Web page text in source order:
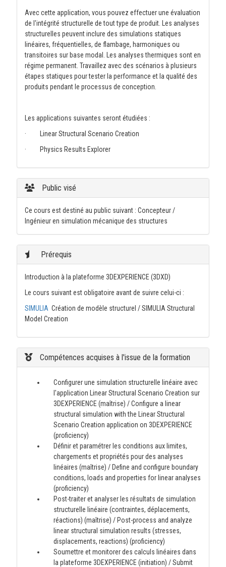
Avec cette application, vous pouvez effectuer une évaluation
de l'intégrité structurelle de tout type de produit. Les analyses
structurelles peuvent inclure des simulations statiques
linéaires, fréquentielles, de flambage, harmoniques ou
transitoires sur base modal. Les analyses thermiques sont en
régime permanent. Travaillez avec des scénarios à plusieurs
étapes statiques pour tester la performance et la qualité des
produits pendant le processus de conception.
Les applications suivantes seront étudiées :
· Linear Structural Scenario Creation
· Physics Results Explorer
Public visé
Ce cours est destiné au public suivant : Concepteur /
Ingénieur en simulation mécanique des structures
Prérequis
Introduction à la plateforme 3DEXPERIENCE (3DXD)
Le cours suivant est obligatoire avant de suivre celui-ci :
SIMULIA Création de modèle structurel / SIMULIA Structural
Model Creation
Compétences acquises à l'issue de la formation
Configurer une simulation structurelle linéaire avec
l'application Linear Structural Scenario Creation sur
3DEXPERIENCE (maîtrise) / Configure a linear
structural simulation with the Linear Structural
Scenario Creation application on 3DEXPERIENCE
(proficiency)
Définir et paramétrer les conditions aux limites,
chargements et propriétés pour des analyses
linéaires (maîtrise) / Define and configure boundary
conditions, loads and properties for linear analyses
(proficiency)
Post-traiter et analyser les résultats de simulation
structurelle linéaire (contraintes, déplacements,
réactions) (maîtrise) / Post-process and analyze
linear structural simulation results (stresses,
displacements, reactions) (proficiency)
Soumettre et monitorer des calculs linéaires dans
la plateforme 3DEXPERIENCE (initiation) / Submit